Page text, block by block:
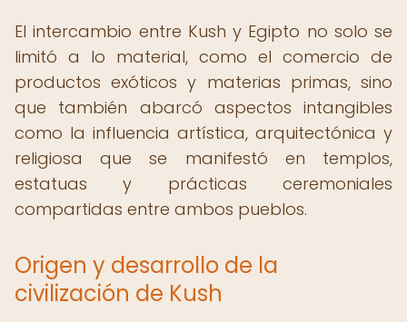
El intercambio entre Kush y Egipto no solo se
limitó a lo material, como el comercio de
productos exóticos y materias primas, sino
que también abarcó aspectos intangibles
como la influencia artística, arquitectónica y
religiosa que se manifestó en templos,
estatuas y prácticas ceremoniales
compartidas entre ambos pueblos.
Origen y desarrollo de la
civilización de Kush